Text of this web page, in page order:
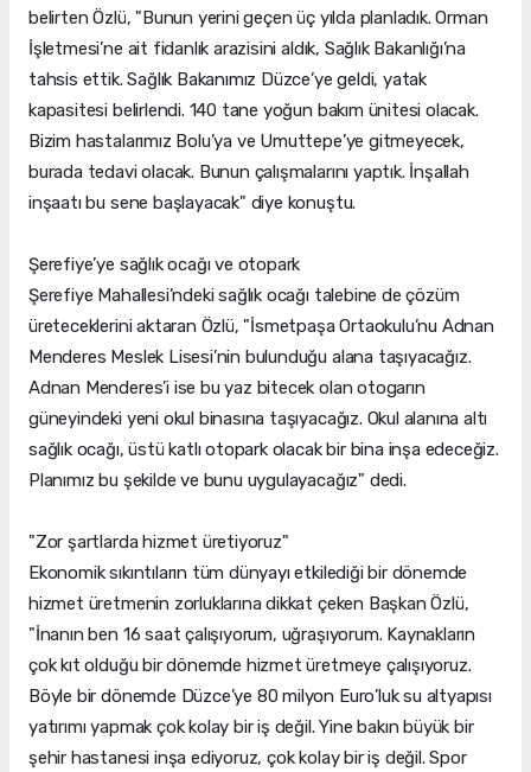
belirten Özlü, "Bunun yerini geçen üç yılda planladık. Orman
İşletmesi’ne ait fidanlık arazisini aldık, Sağlık Bakanlığı’na
tahsis ettik. Sağlık Bakanımız Düzce’ye geldi, yatak
kapasitesi belirlendi. 140 tane yoğun bakım ünitesi olacak.
Bizim hastalarımız Bolu’ya ve Umuttepe’ye gitmeyecek,
burada tedavi olacak. Bunun çalışmalarını yaptık. İnşallah
inşaatı bu sene başlayacak" diye konuştu.
Şerefiye’ye sağlık ocağı ve otopark
Şerefiye Mahallesi’ndeki sağlık ocağı talebine de çözüm
üreteceklerini aktaran Özlü, "İsmetpaşa Ortaokulu’nu Adnan
Menderes Meslek Lisesi’nin bulunduğu alana taşıyacağız.
Adnan Menderes’i ise bu yaz bitecek olan otogarın
güneyindeki yeni okul binasına taşıyacağız. Okul alanına altı
sağlık ocağı, üstü katlı otopark olacak bir bina inşa edeceğiz.
Planımız bu şekilde ve bunu uygulayacağız" dedi.
"Zor şartlarda hizmet üretiyoruz"
Ekonomik sıkıntıların tüm dünyayı etkilediği bir dönemde
hizmet üretmenin zorluklarına dikkat çeken Başkan Özlü,
"İnanın ben 16 saat çalışıyorum, uğraşıyorum. Kaynakların
çok kıt olduğu bir dönemde hizmet üretmeye çalışıyoruz.
Böyle bir dönemde Düzce’ye 80 milyon Euro’luk su altyapısı
yatırımı yapmak çok kolay bir iş değil. Yine bakın büyük bir
şehir hastanesi inşa ediyoruz, çok kolay bir iş değil. Spor